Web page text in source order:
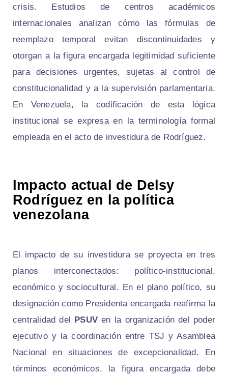
crisis. Estudios de centros académicos
internacionales analizan cómo las fórmulas de
reemplazo temporal evitan discontinuidades y
otorgan a la figura encargada legitimidad suficiente
para decisiones urgentes, sujetas al control de
constitucionalidad y a la supervisión parlamentaria.
En Venezuela, la codificación de esta lógica
institucional se expresa en la terminología formal
empleada en el acto de investidura de Rodríguez.
Impacto actual de Delsy
Rodríguez en la política
venezolana
El impacto de su investidura se proyecta en tres
planos interconectados: político-institucional,
económico y sociocultural. En el plano político, su
designación como Presidenta encargada reafirma la
centralidad del PSUV en la organización del poder
ejecutivo y la coordinación entre TSJ y Asamblea
Nacional en situaciones de excepcionalidad. En
términos económicos, la figura encargada debe